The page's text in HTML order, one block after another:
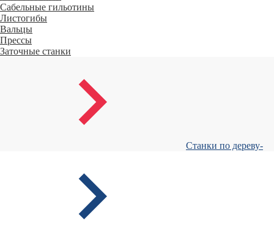
Сабельные гильотины
Листогибы
Вальцы
Прессы
Заточные станки
Станки по дереву-